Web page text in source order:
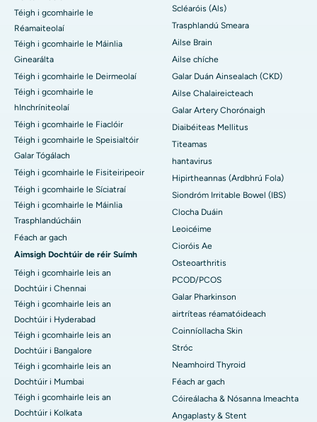
Téigh i gcomhairle le
Réamaiteolaí
Téigh i gcomhairle le Máinlia
Ginearálta
Téigh i gcomhairle le Deirmeolaí
Téigh i gcomhairle le
hInchríniteolaí
Téigh i gcomhairle le Fiaclóir
Téigh i gcomhairle le Speisialtóir
Galar Tógálach
Téigh i gcomhairle le Fisiteiripeoir
Téigh i gcomhairle le Síciatraí
Téigh i gcomhairle le Máinlia
Trasphlandúcháin
Féach ar gach
Aimsigh Dochtúir de réir Suímh
Téigh i gcomhairle leis an
Dochtúir i Chennai
Téigh i gcomhairle leis an
Dochtúir i Hyderabad
Téigh i gcomhairle leis an
Dochtúir i Bangalore
Téigh i gcomhairle leis an
Dochtúir i Mumbai
Téigh i gcomhairle leis an
Dochtúir i Kolkata
Scléaróis (Als)
Trasphlandú Smeara
Ailse Brain
Ailse chíche
Galar Duán Ainsealach (CKD)
Ailse Chalaireicteach
Galar Artery Chorónaigh
Diaibéiteas Mellitus
Titeamas
hantavirus
Hipirtheannas (Ardbhrú Fola)
Siondróm Irritable Bowel (IBS)
Clocha Duáin
Leoicéime
Cioróis Ae
Osteoarthritis
PCOD/PCOS
Galar Pharkinson
airtríteas réamatóideach
Coinníollacha Skin
Stróc
Neamhoird Thyroid
Féach ar gach
Cóireálacha & Nósanna Imeachta
Angaplasty & Stent